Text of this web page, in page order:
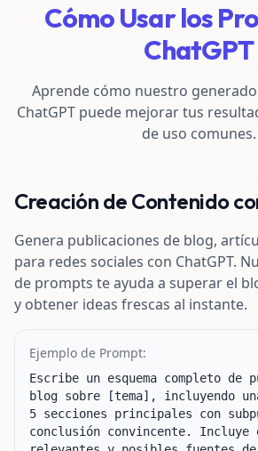
Cómo Usar los
ChatGPT
Aprende cómo nuestro
ChatGPT puede mejorar tus
de uso comunes.
Creación de Contenido
Genera publicaciones de blog,
para redes sociales con ChatGPT.
de prompts te ayuda a superar el
y obtener ideas frescas al instante.
Ejemplo de Prompt:
Escribe un esquema completo de
blog sobre [tema], incluyendo
5 secciones principales con
conclusión convincente. Incluye